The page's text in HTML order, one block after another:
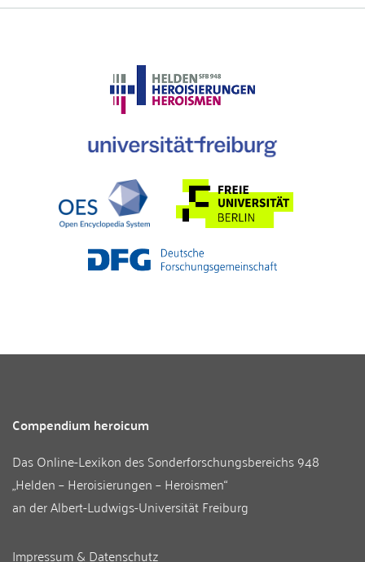
Compendium heroicum
Das Online-Lexikon desSonderforschungsbereichs 948
„Helden – Heroisierungen – Heroismen“
an derAlbert-Ludwigs-Universität Freiburg
Impressum & Datenschutz